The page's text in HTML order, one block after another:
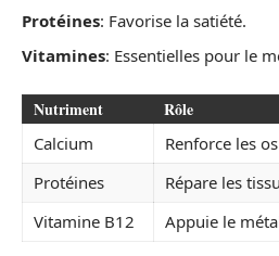
Protéines: Favorise la satiété.
Vitamines: Essentielles pour le
Nutriment Rôle
Calcium
Renforce les
Protéines
Répare les
Vitamine B12
Appuie le